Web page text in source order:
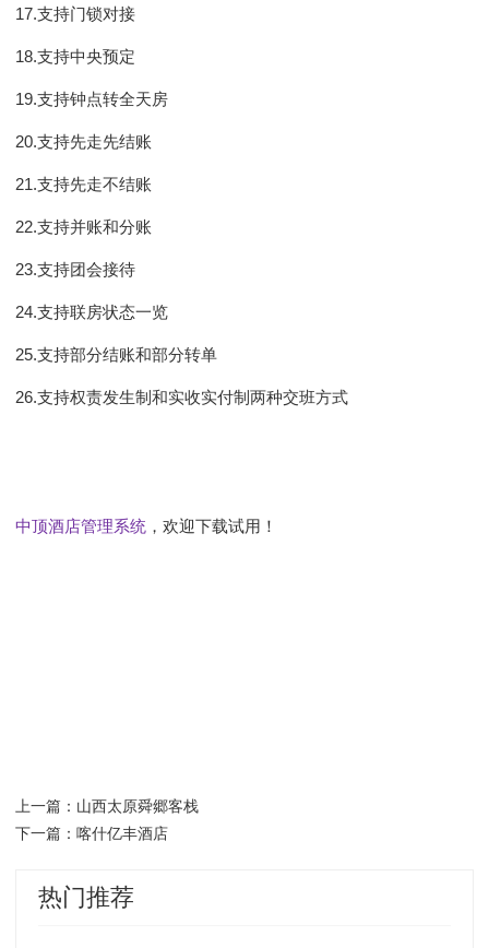
17.支持门锁对接
18.支持中央预定
19.支持钟点转全天房
20.支持先走先结账
21.支持先走不结账
22.支持并账和分账
23.支持团会接待
24.支持联房状态一览
25.支持部分结账和部分转单
26.支持权责发生制和实收实付制两种交班方式
中顶酒店管理系统 ，欢迎下载试用！
上一篇： 山西太原舜郷客栈
下一篇： 喀什亿丰酒店
热门推荐